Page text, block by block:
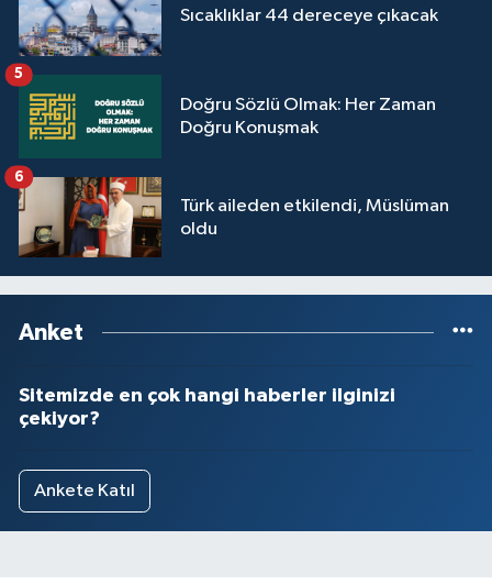
Sıcaklıklar 44 dereceye çıkacak
Doğru Sözlü Olmak: Her Zaman
Doğru Konuşmak
5
Türk aileden etkilendi, Müslüman
oldu
6
Anket
Sitemizde en çok hangi haberler ilginizi
çekiyor?
Ankete Katıl